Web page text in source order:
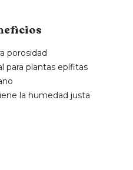
porosidad
para plantas epífitas
la humedad justa